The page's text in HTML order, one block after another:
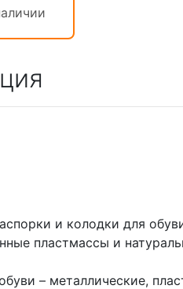
и колодки для
пластмассы и
– металлические,